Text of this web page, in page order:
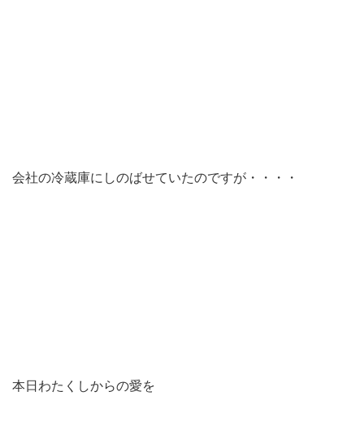
会社の冷蔵庫にしのばせていたのですが・・・・
本日わたくしからの愛を